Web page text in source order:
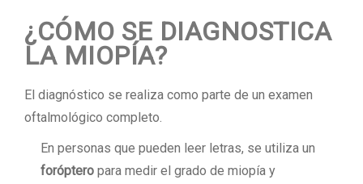
¿CÓMO SE DIAGNOSTICA
LA MIOPÍA?
El diagnóstico se realiza como parte de un examen
oftalmológico completo.
En personas que pueden leer letras, se utiliza un
foróptero para medir el grado de miopía y